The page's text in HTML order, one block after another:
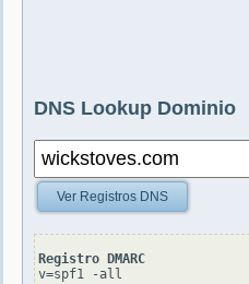
DNS Lookup Dominio
Ver Registros DNS
Registro DMARC
v=spf1 -all